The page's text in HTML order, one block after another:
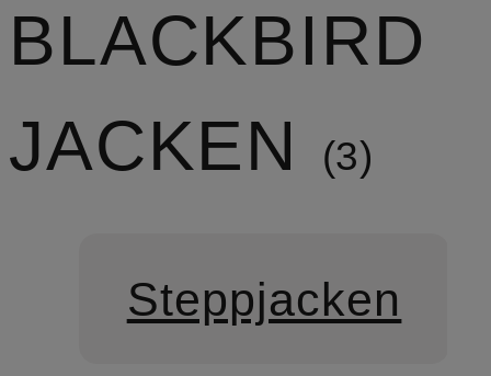
BLACKBIRD
JACKEN
3
Steppjacken